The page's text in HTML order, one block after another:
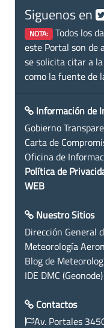
Siguenos en
NOTA: Todos los
este Portal son de
se solicita citar a la
como la fuente de
Información de
Gobierno
Carta de
Oficina de
Política de
WEB
Nuestro Sitios
Dirección General
Meteorología
Blog de
IDE DMC (Geonode)
Contactos
Av. Portales